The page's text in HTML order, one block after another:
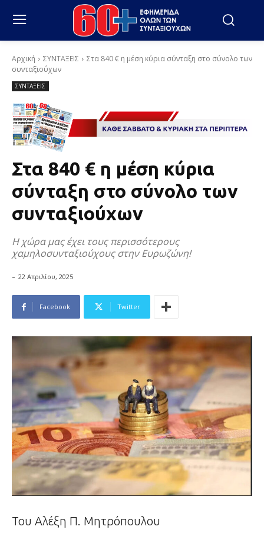
Αρχική ΣΥΝΤΑΞΕΙΣ
Στα 840 € η μέση κύρια σύνταξη στο σύνολο των
συνταξιούχων
ΣΥΝΤΑΞΕΙΣ
Στα 840 € η μέση κύρια
σύνταξη στο σύνολο των
συνταξιούχων
Η χώρα μας έχει τους περισσότερους
χαμηλοσυνταξιούχους στην Ευρωζώνη!
- 22 Απριλίου, 2025
Facebook Twitter
Του Αλέξη Π. Μητρόπουλου